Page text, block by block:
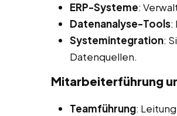
ERP-Systeme:
Datenanalyse-Tools:
Systemintegration:
Datenquellen.
Mitarbeiterführung
Teamführung: